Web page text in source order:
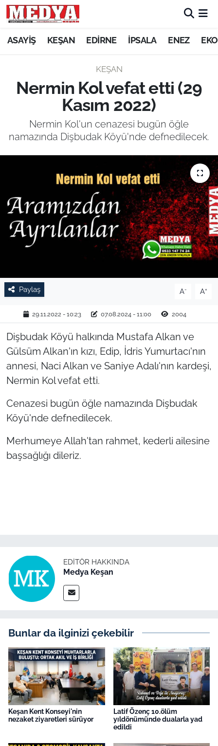
ASAYİŞ KEŞAN EDİRNE İPSALA ENEZ
KEŞAN
Nermin Kol vefat etti (29
Kasım 2022)
Nermin Kol'un cenazesi bugün öğle
namazında Dişbudak Köyü'nde defnedilecek.
Paylaş A- A+
29.11.2022 - 10:23 07.08.2024 - 11:00 2004
Dişbudak Köyü halkında Mustafa Alkan ve
Gülsüm Alkan'ın kızı, Edip, İdris Yumurtacı'nın
annesi, Naci Alkan ve Saniye Adalı'nın kardeşi,
Nermin Kol vefat etti.
Cenazesi bugün öğle namazında Dişbudak
Köyü'nde defnedilecek.
Merhumeye Allah'tan rahmet, kederli ailesine
başsağlığı dileriz.
EDITÖR HAKKINDA
Medya Keşan
Bunlar da ilginizi çekebilir
Keşan Kent Konseyi'nin
nezaket ziyaretleri sürüyor
Latif Özenç 10.ölüm
yıldönümünde dualarla yad
edildi
KEŞAN
ASAYİŞ
GÜNDEM
SAĞLIK
EĞİTİM
TARIM VE HAYVANCILIK
RESMİ İLAN
SPOR
YAŞAM
EDİRNE
TEKİRDAĞ
KIRKLARELİ
TÜRKİYE
Politika
Flaş Haber
Magazin
İş Dünyası
Bilim Teknoloji
English News